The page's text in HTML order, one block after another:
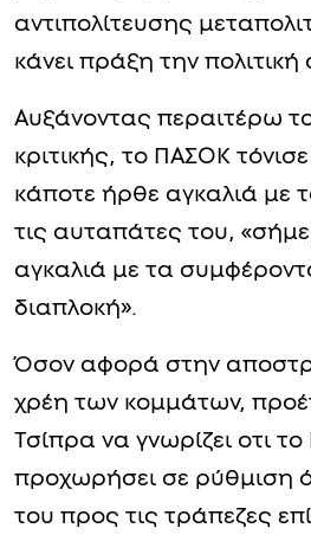
αντιπολίτευσης
κάνει πράξη την πολιτική
Αυξάνοντας περαιτέρω
κριτικής, το ΠΑΣΟΚ
κάποτε ήρθε αγκαλιά με
τις αυταπάτες του,
αγκαλιά με τα
διαπλοκή».
Όσον αφορά στην
χρέη των κομμάτων,
Τσίπρα να γνωρίζει οτι
προχωρήσει σε ρύθμιση
του προς τις τράπεζες